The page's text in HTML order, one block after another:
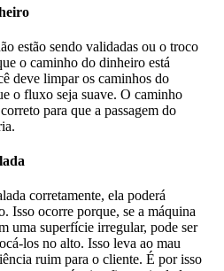
estão sendo validadas ou o troco
o caminho do dinheiro está
deve limpar os caminhos do
o fluxo seja suave. O caminho
para que a passagem do
corretamente, ela poderá
Isso ocorre porque, se a máquina
uma superfície irregular, pode ser
los no alto. Isso leva ao mau
ruim para o cliente. É por isso